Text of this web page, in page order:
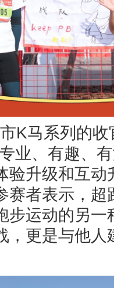
K马系列的
业、有趣、
验升级和互
赛者表示，超
步运动的另
，更是与他人